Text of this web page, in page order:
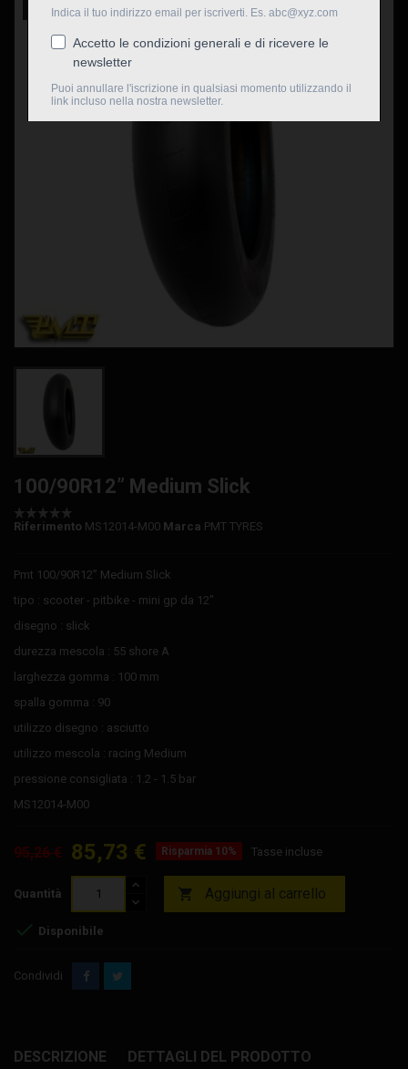
Nuovo
100/90R12” Medium Slick
Riferimento MS12014-M00 Marca PMT TYRES
Pmt 100/90R12” Medium Slick
tipo : scooter - pitbike - mini gp da 12"
disegno : slick
durezza mescola : 55 shore A
larghezza gomma : 100 mm
spalla gomma : 90
utilizzo disegno : asciutto
utilizzo mescola : racing Medium
pressione consigliata : 1.2 - 1.5 bar
MS12014-M00
95,26 € 85,73 € Risparmia 10% Tasse incluse
Quantità  Aggiungi al carrello
 Disponibile
Condividi
DESCRIZIONE
DETTAGLI DEL PRODOTTO